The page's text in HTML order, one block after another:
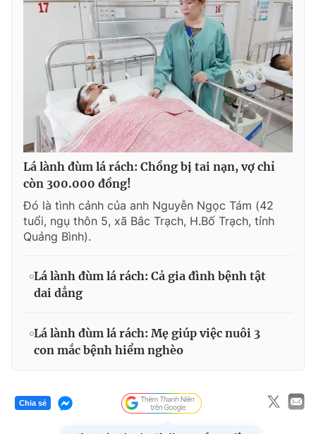
Lá lành đùm lá rách: Chồng bị tai nạn, vợ chỉ
còn 300.000 đồng!
Đó là tình cảnh của anh Nguyễn Ngọc Tám (42
tuổi, ngụ thôn 5, xã Bắc Trạch, H.Bố Trạch, tỉnh
Quảng Bình).
Lá lành đùm lá rách: Cả gia đình bệnh tật
dai dẳng
Lá lành đùm lá rách: Mẹ giúp việc nuôi 3
con mắc bệnh hiểm nghèo
Chia sẻ